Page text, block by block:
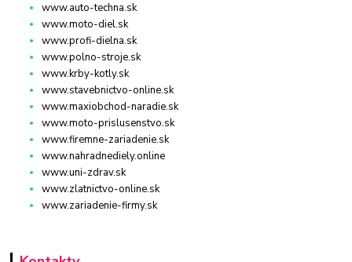
www.auto-techna.sk
www.moto-diel.sk
www.profi-dielna.sk
www.polno-stroje.sk
www.krby-kotly.sk
www.stavebnictvo-online.sk
www.maxiobchod-naradie.sk
www.moto-prislusenstvo.sk
www.firemne-zariadenie.sk
www.nahradnediely.online
www.uni-zdrav.sk
www.zlatnictvo-online.sk
www.zariadenie-firmy.sk